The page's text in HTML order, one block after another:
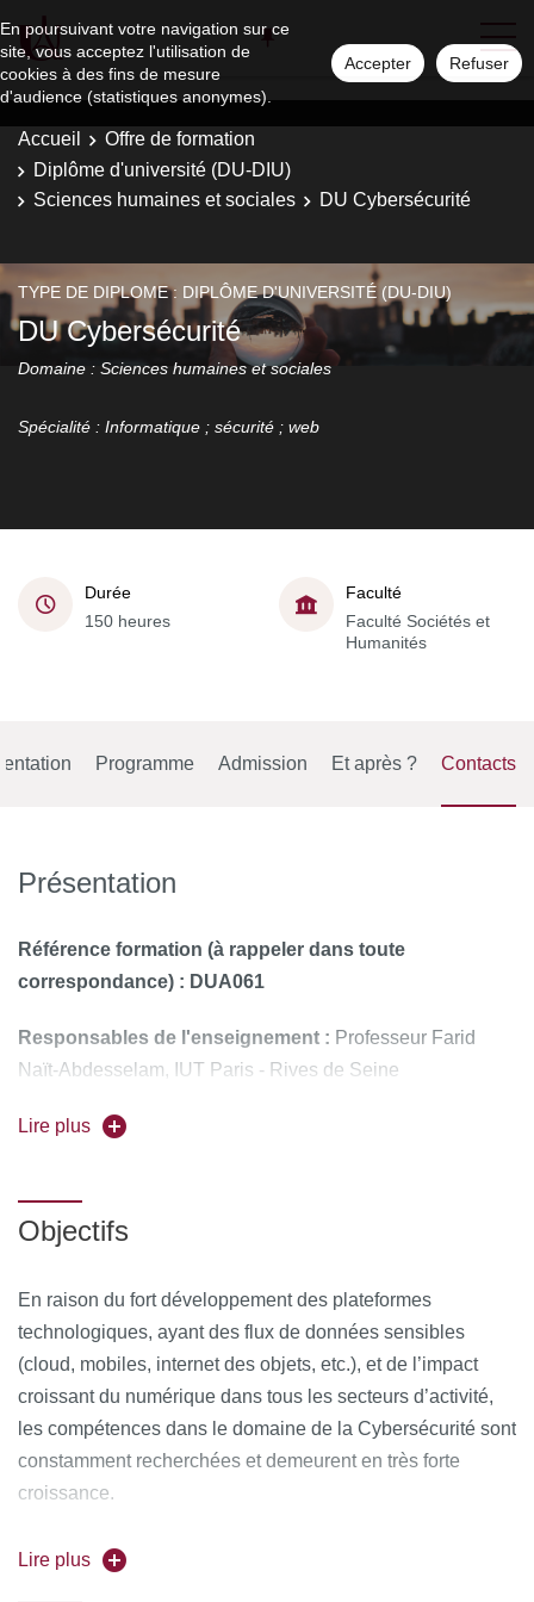
En poursuivant votre navigation sur ce
site, vous acceptez l'utilisation de
cookies à des fins de mesure
d'audience (statistiques anonymes).
Accepter Refuser
Accueil
Offre de formation
Diplôme d'université (DU-DIU)
Sciences humaines et sociales
DU Cybersécurité
TYPE DE DIPLOME : DIPLÔME D'UNIVERSITÉ (DU-DIU)
DU Cybersécurité
Domaine : Sciences humaines et sociales
Spécialité : Informatique ; sécurité ; web
Durée
150 heures
Faculté
Faculté Sociétés et
Humanités
Programme Admission Et après ? Contacts
Présentation
Référence formation (à rappeler dans toute
correspondance) : DUA061
Responsables de l'enseignement : Professeur Farid
Naït-Abdesselam, IUT Paris - Rives de Seine
Forme de l'enseignement :
plus conscientes des enjeux, ces dernières investissent
systèmes d’information.
Plus qu’une simple fonction support, l’intégration des
problématiques de sécurité devient un atout différenciant
sur le marché, notamment pour les grandes entreprises.
Tous les acteurs économiques, privés ou publiques, sont
aujourd’hui concernés par la Cybersécurité.
Lire plus
Objectifs
En raison du fort développement des plateformes
technologiques, ayant des flux de données sensibles
(cloud, mobiles, internet des objets, etc.), et de l’impact
croissant du numérique dans tous les secteurs d’activité,
les compétences dans le domaine de la Cybersécurité sont
constamment recherchées et demeurent en très forte
croissance.
Face à un nombre toujours croissant d’attaques dirigées
Lire plus